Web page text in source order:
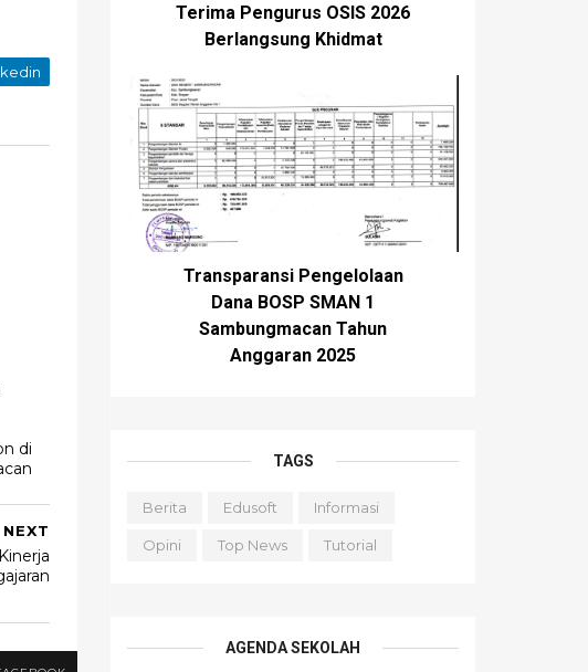
di
NEXT
Terima Pengurus OSIS 2026
Berlangsung Khidmat
Transparansi Pengelolaan
Dana BOSP SMAN 1
Sambungmacan Tahun
Anggaran 2025
TAGS
Berita Edusoft Informasi
Opini Top News Tutorial
AGENDA SEKOLAH